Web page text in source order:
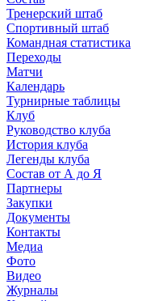
Тренерский штаб
Спортивный штаб
Командная статистика
Переходы
Матчи
Календарь
Турнирные таблицы
Клуб
Руководство клуба
История клуба
Легенды клуба
Состав от А до Я
Партнеры
Закупки
Документы
Контакты
Медиа
Фото
Видео
Журналы